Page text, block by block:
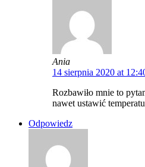
Ania
14 sierpnia 2020 at
Rozbawiło mnie to
nawet ustawić
Odpowiedz